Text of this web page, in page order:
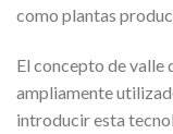
como plantas
El concepto de valle
ampliamente
introducir esta